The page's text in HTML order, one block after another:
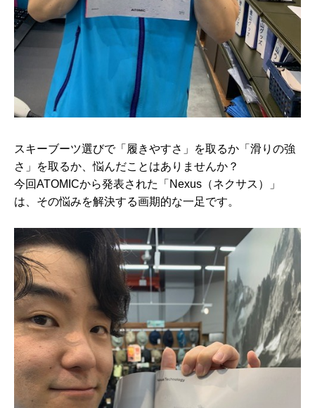
スキーブーツ選びで「履きやすさ」を取るか「滑りの強
さ」を取るか、悩んだことはありませんか？
今回ATOMICから発表された「Nexus（ネクサス）」
は、その悩みを解決する画期的な一足です。